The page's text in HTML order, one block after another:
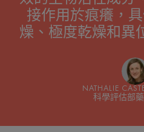
接作用於痕癢，
燥、極度乾燥和異
NATHALIE
科學評估部